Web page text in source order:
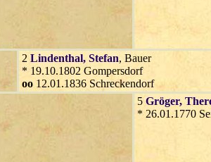
2 Lindenthal, Stefan, Bauer
* 19.10.1802 Gompersdorf
oo 12.01.1836 Schreckendorf
5 Gröger,
* 26.01.1770